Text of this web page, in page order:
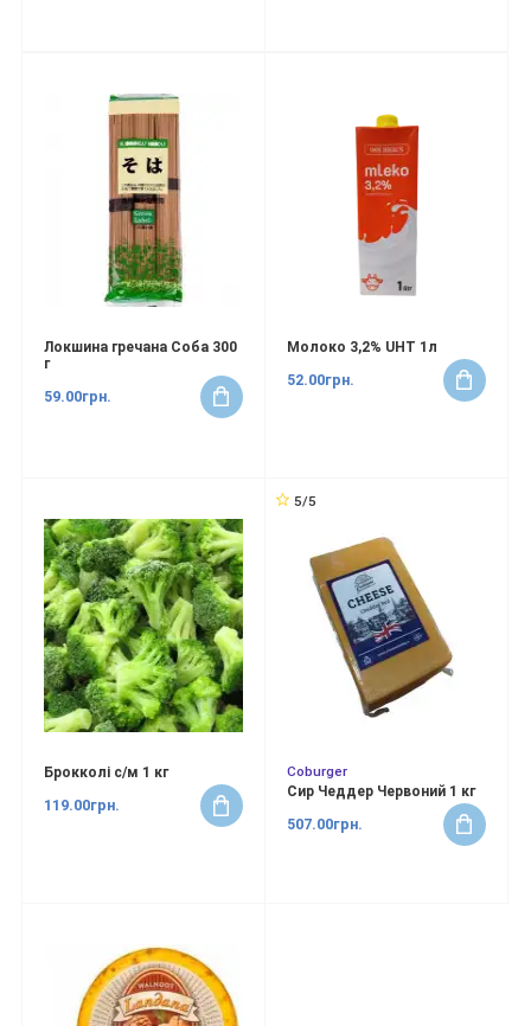
Локшина гречана Соба 300
г
59.00грн.
Молоко 3,2% UHT 1л
52.00грн.
Брокколі с/м 1 кг
119.00грн.
5/5
Coburger
Сир Чеддер Червоний 1 кг
507.00грн.